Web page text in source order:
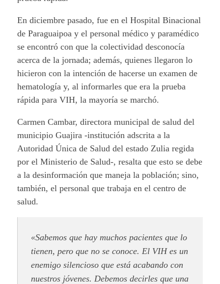
En diciembre pasado, fue en el Hospital Binacional
de Paraguaipoa y el personal médico y paramédico
se encontró con que la colectividad desconocía
acerca de la jornada; además, quienes llegaron lo
hicieron con la intención de hacerse un examen de
hematología y, al informarles que era la prueba
rápida para VIH, la mayoría se marchó.
Carmen Cambar, directora municipal de salud del
municipio Guajira -institución adscrita a la
Autoridad Única de Salud del estado Zulia regida
por el Ministerio de Salud-, resalta que esto se debe
a la desinformación que maneja la población; sino,
también, el personal que trabaja en el centro de
salud.
«Sabemos que hay muchos pacientes que lo
tienen, pero que no se conoce. El VIH es un
enemigo silencioso que está acabando con
nuestros jóvenes. Debemos decirles que una